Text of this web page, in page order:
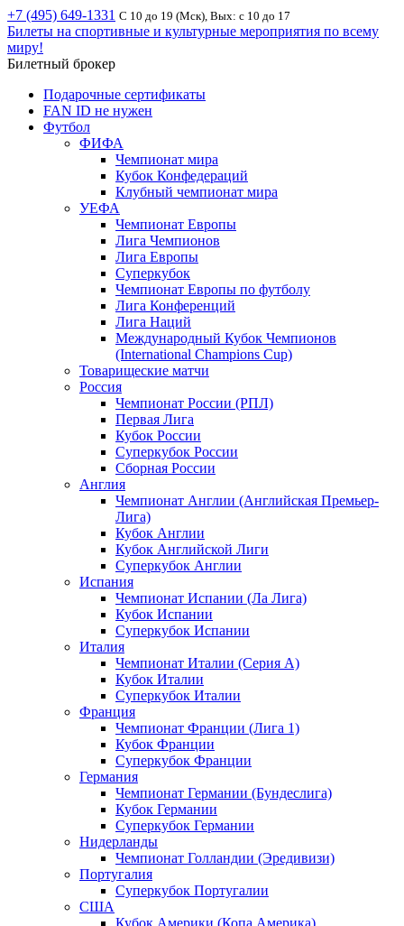
+7 (495) 649-1331 С 10 до 19 (Мск), Вых: с 10 до 17
Билеты на спортивные и культурные мероприятия по всему
миру!
Билетный брокер
Подарочные сертификаты
FAN ID не нужен
Футбол
ФИФА
Чемпионат мира
Кубок Конфедераций
Клубный чемпионат мира
УЕФА
Чемпионат Европы
Лига Чемпионов
Лига Европы
Суперкубок
Чемпионат Европы по футболу
Лига Конференций
Лига Наций
Международный Кубок Чемпионов
(International Champions Cup)
Товарищеские матчи
Россия
Чемпионат России (РПЛ)
Первая Лига
Кубок России
Суперкубок России
Сборная России
Англия
Чемпионат Англии (Английская Премьер-
Лига)
Кубок Англии
Кубок Английской Лиги
Суперкубок Англии
Испания
Чемпионат Испании (Ла Лига)
Кубок Испании
Суперкубок Испании
Италия
Чемпионат Италии (Серия А)
Кубок Италии
Суперкубок Италии
Франция
Чемпионат Франции (Лига 1)
Кубок Франции
Суперкубок Франции
Германия
Чемпионат Германии (Бундеслига)
Кубок Германии
Суперкубок Германии
Нидерланды
Чемпионат Голландии (Эредивизи)
Португалия
Суперкубок Португалии
США
Кубок Америки (Копа Америка)